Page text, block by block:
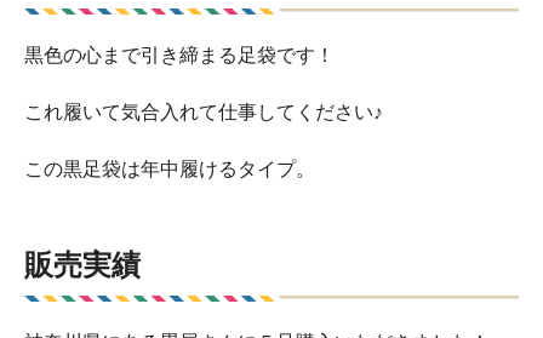
黒色の心まで引き締まる足袋です！
これ履いて気合入れて仕事してください♪
この黒足袋は年中履けるタイプ。
販売実績